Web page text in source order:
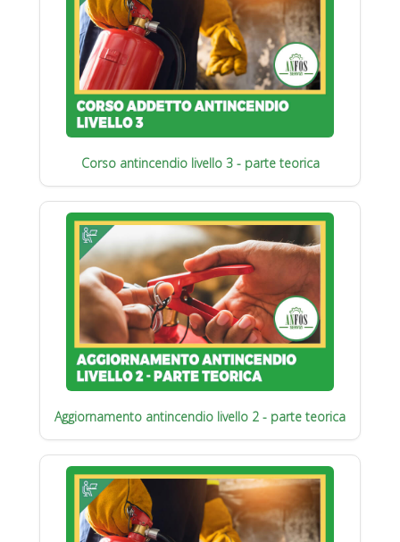
Corso antincendio livello 3 - parte teorica
Aggiornamento antincendio livello 2 - parte teorica